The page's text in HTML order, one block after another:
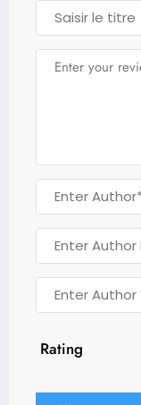
Rating